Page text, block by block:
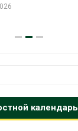
календарь